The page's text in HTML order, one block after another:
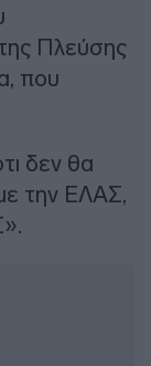
Πλεύσης
που
δεν θα
την ΕΛΑΣ,